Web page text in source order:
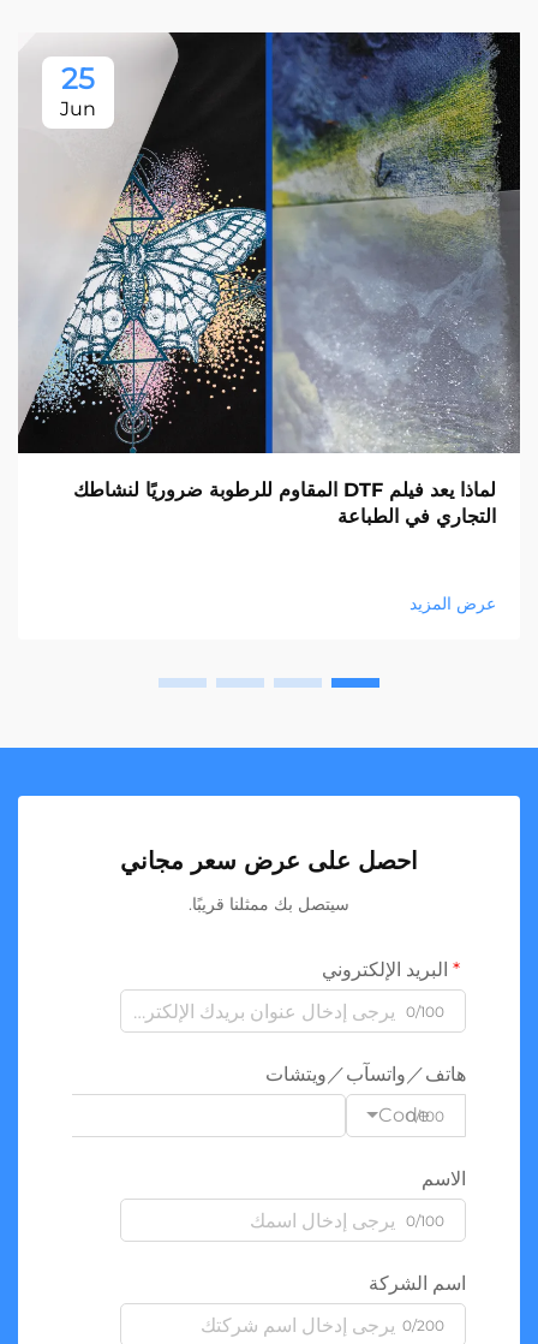
25
Jun
لماذا يعد فيلم DTF المقاوم للرطوبة ضروريًا لنشاطك
التجاري في الطباعة
عرض المزيد
احصل على عرض سعر مجاني
سيتصل بك ممثلنا قريبًا.
البريد الإلكتروني
0/100
هاتف／واتسآب／ويتشات
Code
0/100
الاسم
0/100
اسم الشركة
0/200